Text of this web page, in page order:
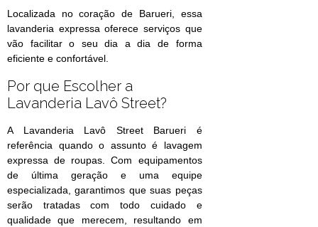
Localizada no coração de Barueri, essa
lavanderia expressa oferece serviços que
vão facilitar o seu dia a dia de forma
eficiente e confortável.
Por que Escolher a
Lavanderia Lavô Street?
A Lavanderia Lavô Street Barueri é
referência quando o assunto é lavagem
expressa de roupas. Com equipamentos
de última geração e uma equipe
especializada, garantimos que suas peças
serão tratadas com todo cuidado e
qualidade que merecem, resultando em